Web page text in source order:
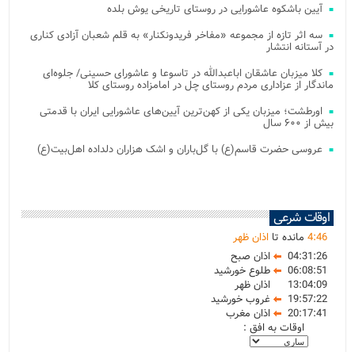
آیین باشکوه عاشورایی در روستای تاریخی یوش بلده
سه اثر تازه از مجموعه «مفاخر فریدونکنار» به قلم شعبان آزادی کناری
در آستانه انتشار
کلا میزبان عاشقان اباعبدالله در تاسوعا و عاشورای حسینی/ جلوه‌ای
ماندگار از عزاداری مردم روستای چل در امامزاده روستای کلا
اورطشت؛ میزبان یکی از کهن‌ترین آیین‌های عاشورایی ایران با قدمتی
بیش از ۶۰۰ سال
عروسی حضرت قاسم(ع) با گل‌باران و اشک هزاران دلداده اهل‌بیت(ع)
اوقات شرعی
4:46 مانده تااذان ظهر
04:31:26
اذان صبح
06:08:51
طلوع خورشید
13:04:09
اذان ظهر
19:57:22
غروب خورشید
20:17:41
اذان مغرب
اوقات به افق :